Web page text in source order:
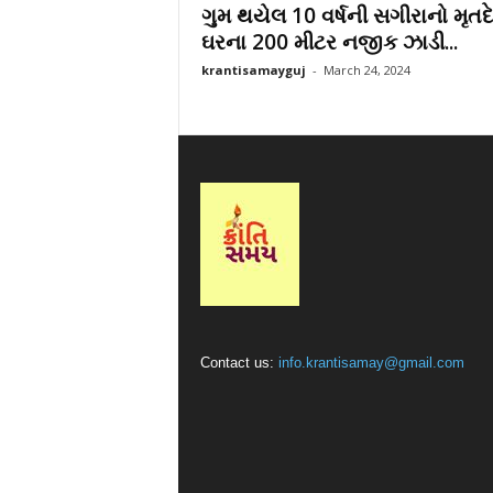
ગુમ થયેલ 10 વર્ષની સગીરાનો
ઘરના 200 મીટર નજીક ઝાડી...
krantisamayguj - March 24, 2024
Contact us: info.krantisamay@gmail.com